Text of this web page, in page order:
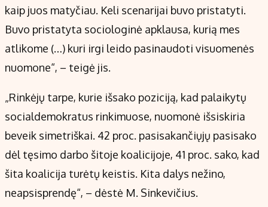
kaip juos matyčiau. Keli scenarijai buvo pristatyti.
Buvo pristatyta sociologinė apklausa, kurią mes
atlikome (…) kuri irgi leido pasinaudoti visuomenės
nuomone“, – teigė jis.
„Rinkėjų tarpe, kurie išsako poziciją, kad palaikytų
socialdemokratus rinkimuose, nuomonė išsiskiria
beveik simetriškai. 42 proc. pasisakančiųjų pasisako
dėl tęsimo darbo šitoje koalicijoje, 41 proc. sako, kad
šita koalicija turėtų keistis. Kita dalys nežino,
neapsisprendę“, – dėstė M. Sinkevičius.